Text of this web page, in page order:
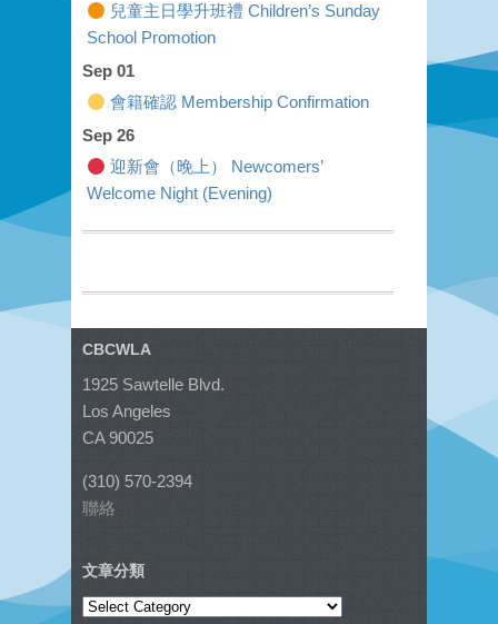
兒童主日學升班禮 Children’s Sunday
School Promotion
Sep 01
會籍確認 Membership Confirmation
Sep 26
迎新會（晚上） Newcomers’
Welcome Night (Evening)
CBCWLA
1925 Sawtelle Blvd.
Los Angeles
CA 90025
(310) 570-2394
聯絡
文章分類
文